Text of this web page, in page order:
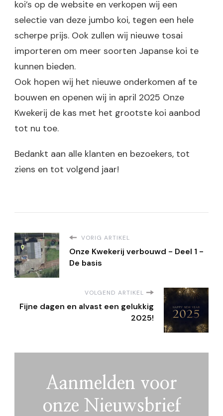
koi’s op de website en verkopen wij een
selectie van deze jumbo koi, tegen een hele
scherpe prijs. Ook zullen wij nieuwe tosai
importeren om meer soorten Japanse koi te
kunnen bieden.
Ook hopen wij het nieuwe onderkomen af te
bouwen en openen wij in april 2025 Onze
Kwekerij de kas met het grootste koi aanbod
tot nu toe.
Bedankt aan alle klanten en bezoekers, tot
ziens en tot volgend jaar!
VORIG ARTIKEL
Onze Kwekerij verbouwd - Deel 1 -
De basis
VOLGEND ARTIKEL
Fijne dagen en alvast een gelukkig
2025!
Aanmelden voor
onze Nieuwsbrief